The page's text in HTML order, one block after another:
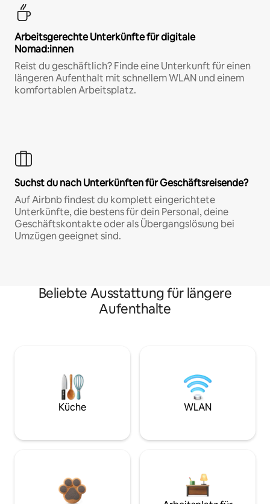
Arbeitsgerechte Unterkünfte für digitale
Nomad:innen
Reist du geschäftlich? Finde eine Unterkunft für einen
längeren Aufenthalt mit schnellem WLAN und einem
komfortablen Arbeitsplatz.
Suchst du nach Unterkünften für Geschäftsreisende?
Auf Airbnb findest du komplett eingerichtete
Unterkünfte, die bestens für dein Personal, deine
Geschäftskontakte oder als Übergangslösung bei
Umzügen geeignet sind.
Beliebte Ausstattung für längere
Aufenthalte
Küche WLAN